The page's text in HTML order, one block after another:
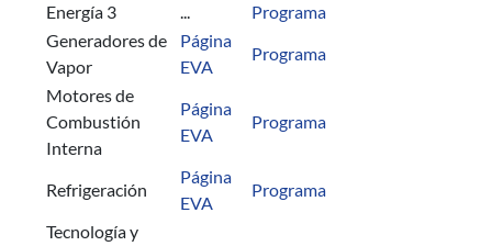
Energía 3
...
Programa
Generadores de
Vapor
Página
EVA
Programa
Motores de
Combustión
Interna
Página
EVA
Programa
Refrigeración
Página
EVA
Programa
Tecnología y